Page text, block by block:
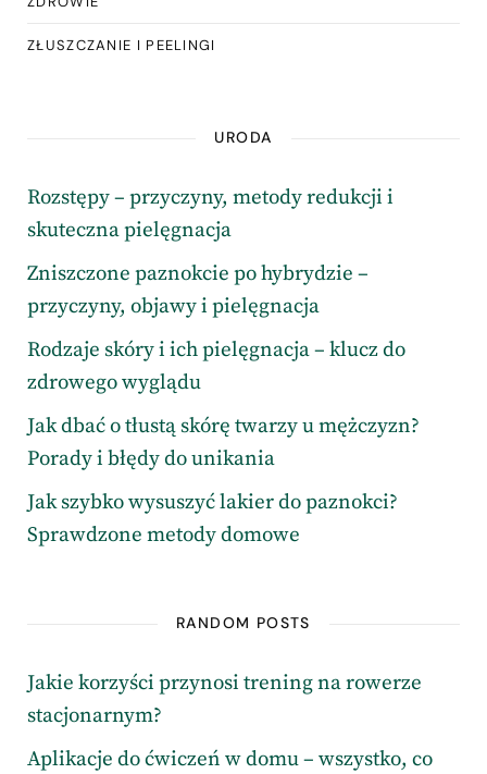
ZŁUSZCZANIE I PEELINGI
URODA
Rozstępy – przyczyny, metody redukcji i
skuteczna pielęgnacja
Zniszczone paznokcie po hybrydzie –
przyczyny, objawy i pielęgnacja
Rodzaje skóry i ich pielęgnacja – klucz do
zdrowego wyglądu
Jak dbać o tłustą skórę twarzy u mężczyzn?
Porady i błędy do unikania
Jak szybko wysuszyć lakier do paznokci?
Sprawdzone metody domowe
RANDOM POSTS
Jakie korzyści przynosi trening na rowerze
stacjonarnym?
Aplikacje do ćwiczeń w domu – wszystko, co